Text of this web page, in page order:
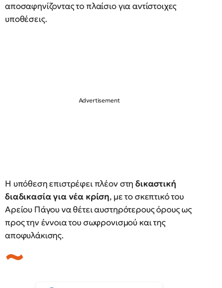
αποσαφηνίζοντας το πλαίσιο για αντίστοιχες
υποθέσεις.
Η υπόθεση επιστρέφει πλέον στηδικαστική
διαδικασία για νέα κρίση, με το σκεπτικό του
Αρείου Πάγου να θέτει αυστηρότερους όρους ως
προς την έννοια του σωφρονισμού και της
αποφυλάκισης.